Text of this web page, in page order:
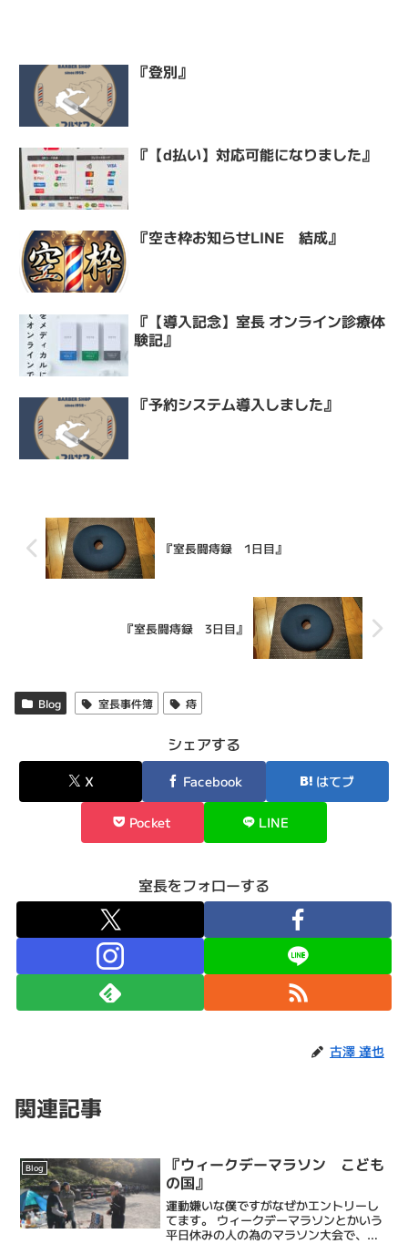
『登別』
『【d払い】対応可能になりました』
『空き枠お知らせLINE 結成』
『【導入記念】室長 オンライン診療体
験記』
『予約システム導入しました』
『室長闘痔録 1日目』
『室長闘痔録 3日目』
Blog 室長事件簿 痔
シェアする
X Facebook はてブ
Pocket LINE
室長をフォローする
古澤 達也
関連記事
Blog
『ウィークデーマラソン こども
の国』
運動嫌いな僕ですがなぜかエントリーし
てます。 ウィークデーマラソンとかいう
平日休みの人の為のマラソン大会で、僕